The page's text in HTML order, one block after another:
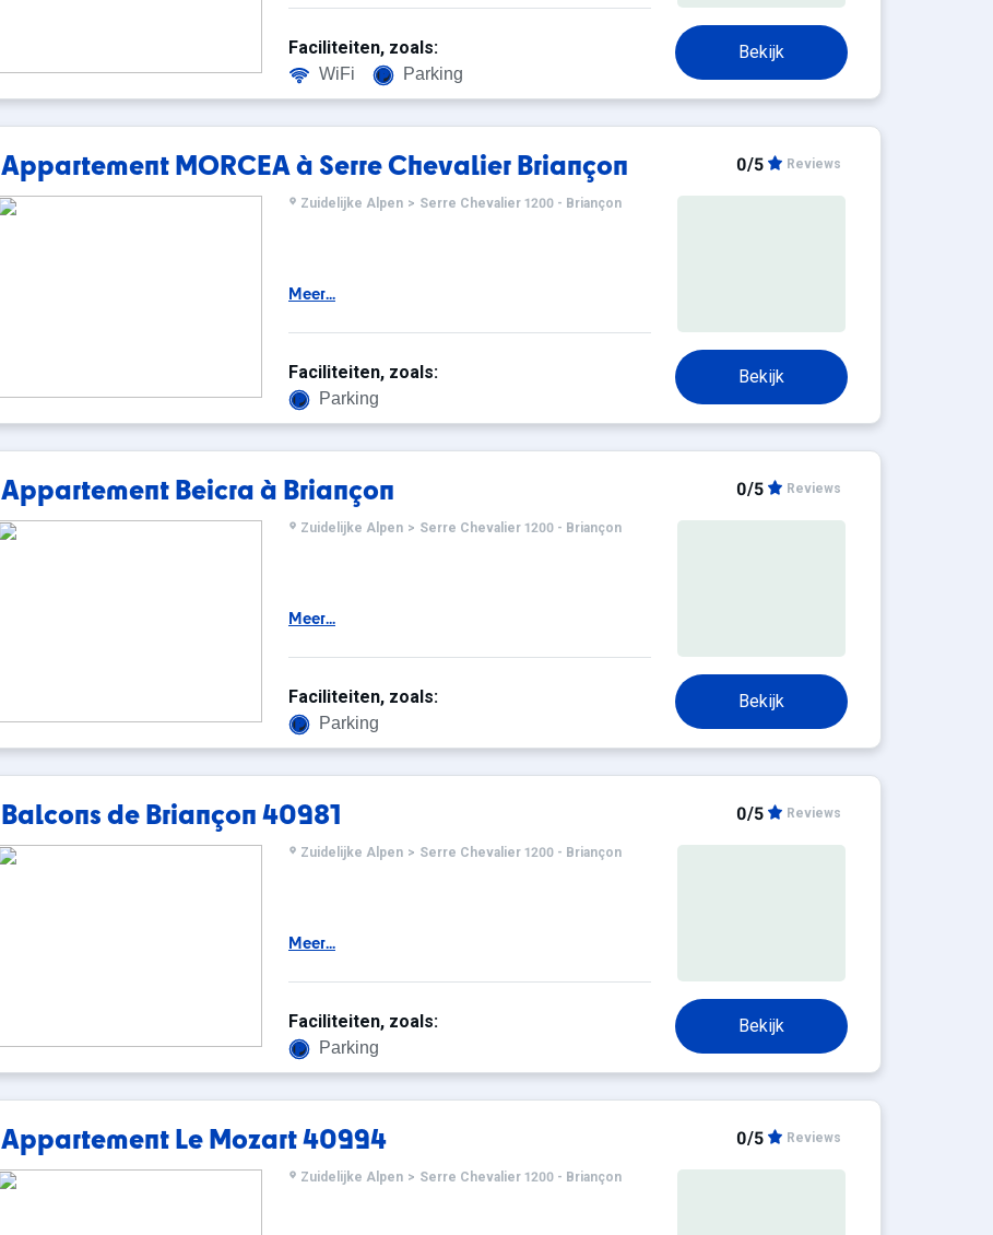
Bekijk
Faciliteiten, zoals:
WiFi Parking
Appartement MORCEA à Serre Chevalier Briançon 0/5 Reviews
Zuidelijke Alpen > Serre Chevalier 1200 - Briançon
Meer...
Bekijk
Faciliteiten, zoals:
Parking
Appartement Beicra à Briançon 0/5 Reviews
Zuidelijke Alpen > Serre Chevalier 1200 - Briançon
Meer...
Bekijk
Faciliteiten, zoals:
Parking
Balcons de Briançon 40981 0/5 Reviews
Zuidelijke Alpen > Serre Chevalier 1200 - Briançon
Meer...
Bekijk
Faciliteiten, zoals:
Parking
Appartement Le Mozart 40994 0/5 Reviews
Zuidelijke Alpen > Serre Chevalier 1200 - Briançon